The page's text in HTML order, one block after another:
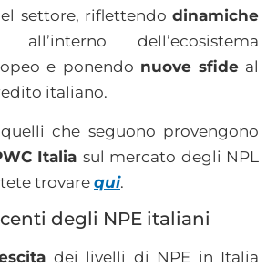
settore, riflettendo dinamiche
all’interno dell’ecosistema
e ponendo nuove sfideal
italiano.
che seguono provengono
Italia sul mercato degli NPL
trovare qui.
degli NPE italiani
dei livelli di NPE in Italia